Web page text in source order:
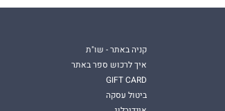
קניה באתר - שו"ת
איך לרכוש ספר באתר
GIFT CARD
ביטול עסקה